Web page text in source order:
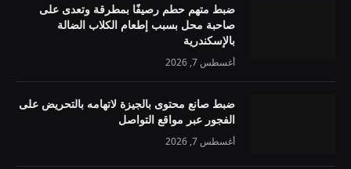
ضبط متهم حطم رصيفًا بمطرقة وتعدى على
صاحبة محل بسبب إطعام الكلاب الضالة
بالإسكندرية
أغسطس 7, 2026
ضبط صانع محتوى بالجيزة لاتهامه بالتحريض على
الفجور عبر مواقع التواصل
أغسطس 7, 2026